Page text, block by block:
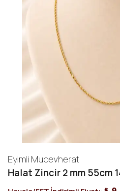
Eyimli Mucevherat
Halat Zincir 2 mm 55cm